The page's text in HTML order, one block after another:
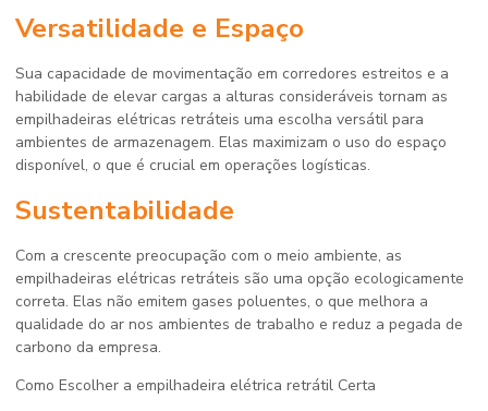
Versatilidade e Espaço
Sua capacidade de movimentação em corredores estreitos e a
habilidade de elevar cargas a alturas consideráveis tornam as
empilhadeiras elétricas retráteis uma escolha versátil para
ambientes de armazenagem. Elas maximizam o uso do espaço
disponível, o que é crucial em operações logísticas.
Sustentabilidade
Com a crescente preocupação com o meio ambiente, as
empilhadeiras elétricas retráteis são uma opção ecologicamente
correta. Elas não emitem gases poluentes, o que melhora a
qualidade do ar nos ambientes de trabalho e reduz a pegada de
carbono da empresa.
Como Escolher a empilhadeira elétrica retrátil Certa